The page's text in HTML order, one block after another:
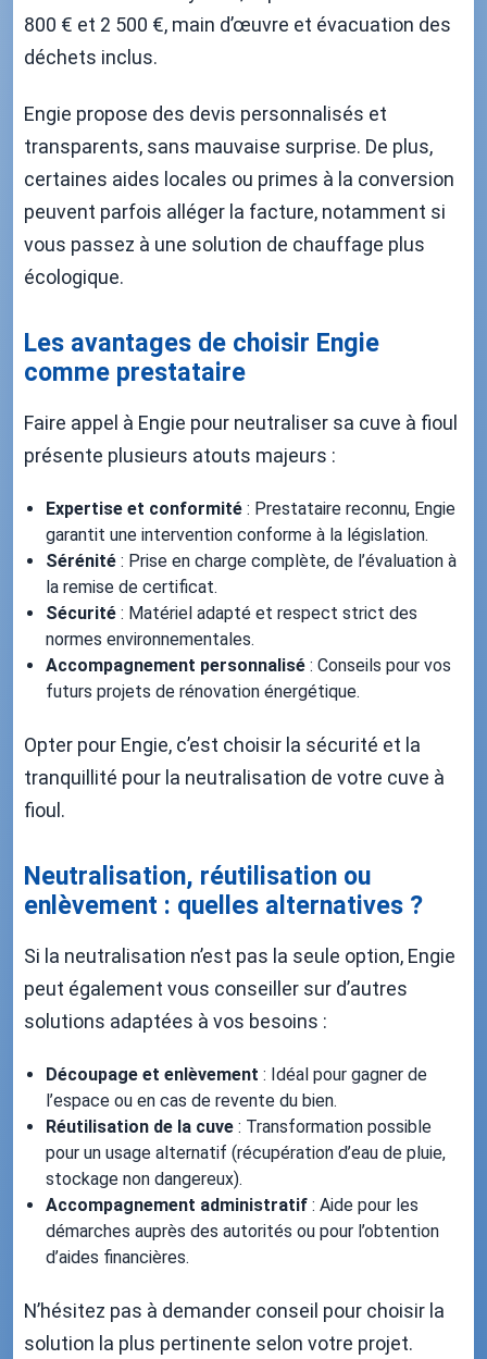
800 € et 2 500 €, main d’œuvre et évacuation des
déchets inclus.
Engie propose des devis personnalisés et
transparents, sans mauvaise surprise. De plus,
certaines aides locales ou primes à la conversion
peuvent parfois alléger la facture, notamment si
vous passez à une solution de chauffage plus
écologique.
Les avantages de choisir Engie
comme prestataire
Faire appel à Engie pour neutraliser sa cuve à fioul
présente plusieurs atouts majeurs :
Expertise et conformité : Prestataire reconnu, Engie
garantit une intervention conforme à la législation.
Sérénité : Prise en charge complète, de l’évaluation à
la remise de certificat.
Sécurité : Matériel adapté et respect strict des
normes environnementales.
Accompagnement personnalisé : Conseils pour vos
futurs projets de rénovation énergétique.
Opter pour Engie, c’est choisir la sécurité et la
tranquillité pour la neutralisation de votre cuve à
fioul.
Neutralisation, réutilisation ou
enlèvement : quelles alternatives ?
Si la neutralisation n’est pas la seule option, Engie
peut également vous conseiller sur d’autres
solutions adaptées à vos besoins :
Découpage et enlèvement : Idéal pour gagner de
l’espace ou en cas de revente du bien.
Réutilisation de la cuve : Transformation possible
pour un usage alternatif (récupération d’eau de pluie,
stockage non dangereux).
Accompagnement administratif : Aide pour les
démarches auprès des autorités ou pour l’obtention
d’aides financières.
N’hésitez pas à demander conseil pour choisir la
solution la plus pertinente selon votre projet.